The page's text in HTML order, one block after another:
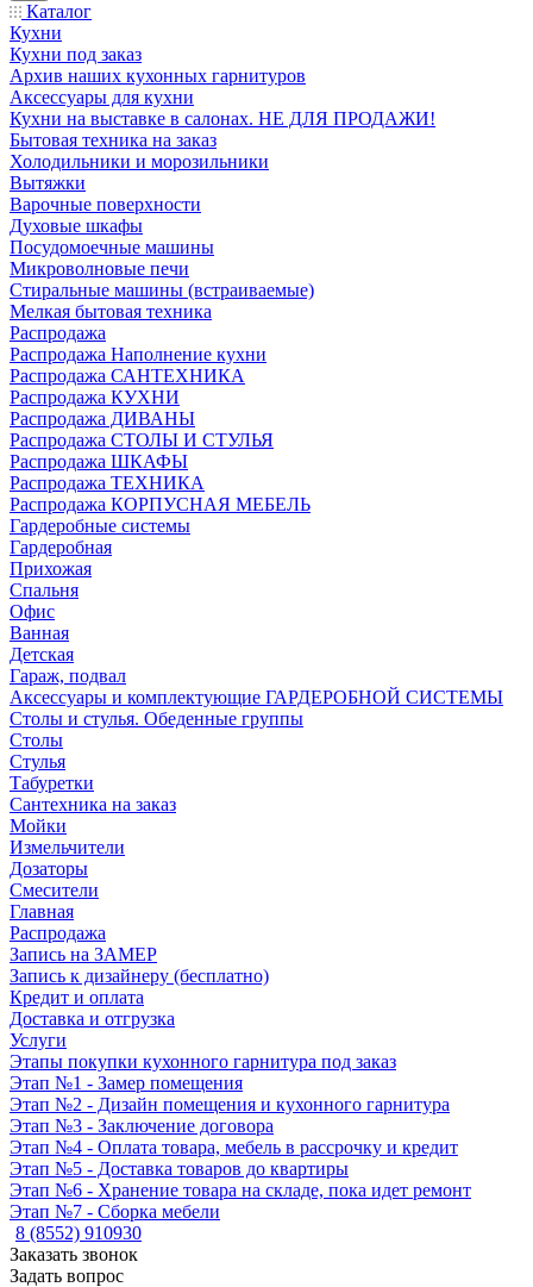
Каталог
Кухни
Кухни под заказ
Архив наших кухонных гарнитуров
Аксессуары для кухни
Кухни на выставке в салонах. НЕ ДЛЯ ПРОДАЖИ!
Бытовая техника на заказ
Холодильники и морозильники
Вытяжки
Варочные поверхности
Духовые шкафы
Посудомоечные машины
Микроволновые печи
Стиральные машины (встраиваемые)
Мелкая бытовая техника
Распродажа
Распродажа Наполнение кухни
Распродажа САНТЕХНИКА
Распродажа КУХНИ
Распродажа ДИВАНЫ
Распродажа СТОЛЫ И СТУЛЬЯ
Распродажа ШКАФЫ
Распродажа ТЕХНИКА
Распродажа КОРПУСНАЯ МЕБЕЛЬ
Гардеробные системы
Гардеробная
Прихожая
Спальня
Офис
Ванная
Детская
Гараж, подвал
Аксессуары и комплектующие ГАРДЕРОБНОЙ СИСТЕМЫ
Столы и стулья. Обеденные группы
Столы
Стулья
Табуретки
Сантехника на заказ
Мойки
Измельчители
Дозаторы
Смесители
Главная
Распродажа
Запись на ЗАМЕР
Запись к дизайнеру (бесплатно)
Кредит и оплата
Доставка и отгрузка
Услуги
Этапы покупки кухонного гарнитура под заказ
Этап №1 - Замер помещения
Этап №2 - Дизайн помещения и кухонного гарнитура
Этап №3 - Заключение договора
Этап №4 - Оплата товара, мебель в рассрочку и кредит
Этап №5 - Доставка товаров до квартиры
Этап №6 - Хранение товара на складе, пока идет ремонт
Этап №7 - Сборка мебели
8 (8552) 910930
Заказать звонок
Задать вопрос